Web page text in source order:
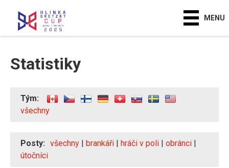
MENU
Statistiky
Tým:
všechny
Posty: všechny | brankáři | hráči v poli | obránci |
útočníci